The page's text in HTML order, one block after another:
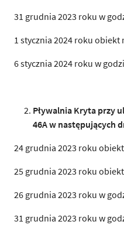
31 grudnia 2023 roku w
1 stycznia 2024 roku obiekt
6 stycznia 2024 roku w
Pływalnia Kryta przy
46A w następujących d
24 grudnia 2023 roku
25 grudnia 2023 roku
26 grudnia 2023 roku w
31 grudnia 2023 roku w